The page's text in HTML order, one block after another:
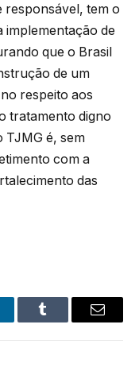
responsável, tem o
implementação de
que o Brasil
de um
respeito aos
tratamento digno
TJMG é, sem
com a
das
Tumblr Email